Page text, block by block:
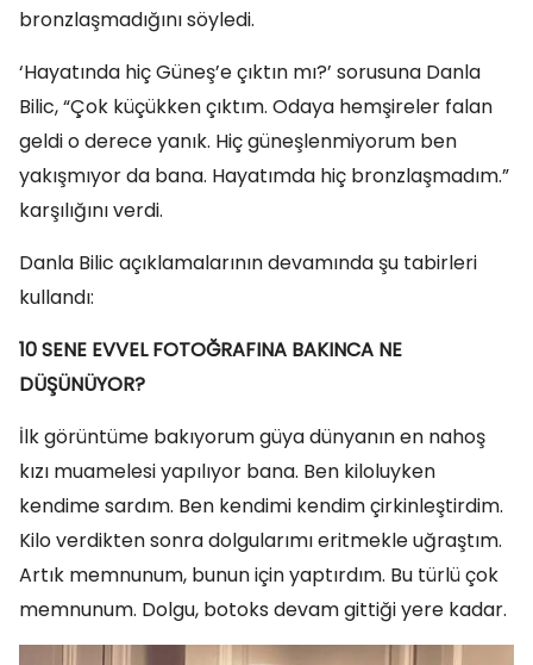
bronzlaşmadığını söyledi.
‘Hayatında hiç Güneş’e çıktın mı?’ sorusuna Danla
Bilic, “Çok küçükken çıktım. Odaya hemşireler falan
geldi o derece yanık. Hiç güneşlenmiyorum ben
yakışmıyor da bana. Hayatımda hiç bronzlaşmadım.”
karşılığını verdi.
Danla Bilic açıklamalarının devamında şu tabirleri
kullandı:
10 SENE EVVEL FOTOĞRAFINA BAKINCA NE
DÜŞÜNÜYOR?
İlk görüntüme bakıyorum güya dünyanın en nahoş
kızı muamelesi yapılıyor bana. Ben kiloluyken
kendime sardım. Ben kendimi kendim çirkinleştirdim.
Kilo verdikten sonra dolgularımı eritmekle uğraştım.
Artık memnunum, bunun için yaptırdım. Bu türlü çok
memnunum. Dolgu, botoks devam gittiği yere kadar.